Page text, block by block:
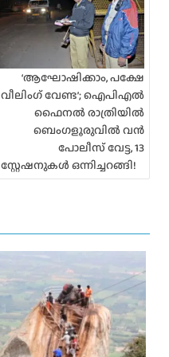
‘ആഘോഷിക്കാം, പക്ഷേ
വീലിംഗ് വേണ്ട’; ഐപിഎൽ
ഫൈനൽ രാത്രിയിൽ
ബെംഗളൂരുവിൽ വൻ
പോലീസ് വേട്ട, 13
സ്റ്റേഷനുകൾ ഒന്നിച്ചറങ്ങി!